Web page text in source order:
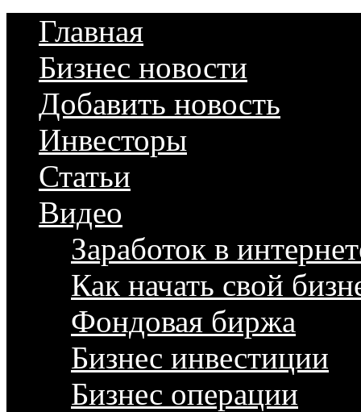
Главная
Бизнес новости
Добавить новость
Инвесторы
Статьи
Видео
Заработок в
Как начать свой
Фондовая биржа
Бизнес инвестиции
Бизнес операции